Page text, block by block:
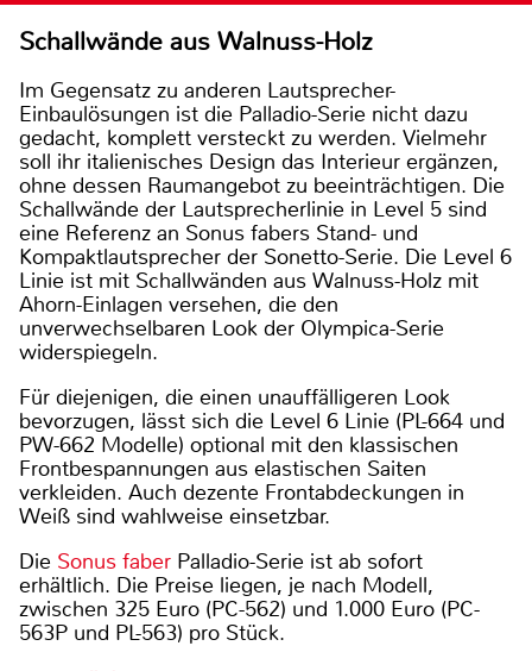
Schallwände aus Walnuss-Holz
Im Gegensatz zu anderen Lautsprecher-
Einbaulösungen ist die Palladio-Serie nicht dazu
gedacht, komplett versteckt zu werden. Vielmehr
soll ihr italienisches Design das Interieur ergänzen,
ohne dessen Raumangebot zu beeinträchtigen. Die
Schallwände der Lautsprecherlinie in Level 5 sind
eine Referenz an Sonus fabers Stand- und
Kompaktlautsprecher der Sonetto-Serie. Die Level 6
Linie ist mit Schallwänden aus Walnuss-Holz mit
Ahorn-Einlagen versehen, die den
unverwechselbaren Look der Olympica-Serie
widerspiegeln.
Für diejenigen, die einen unauffälligeren Look
bevorzugen, lässt sich die Level 6 Linie (PL-664 und
PW-662 Modelle) optional mit den klassischen
Frontbespannungen aus elastischen Saiten
verkleiden. Auch dezente Frontabdeckungen in
Weiß sind wahlweise einsetzbar.
Die Sonus faber Palladio-Serie ist ab sofort
erhältlich. Die Preise liegen, je nach Modell,
zwischen 325 Euro (PC-562) und 1.000 Euro (PC-
563P und PL-563) pro Stück.